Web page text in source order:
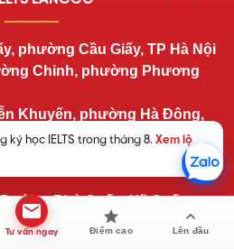
Tư vấn ngay Điểm cao Lên đầu
phường Cầu Giấy, TP Hà Nội
Chinh, phường Phương
Khuyến, phường Hà Đông,
Phố Săn, Xã Thạch Thất,
Phủ Quốc, Xã Quốc